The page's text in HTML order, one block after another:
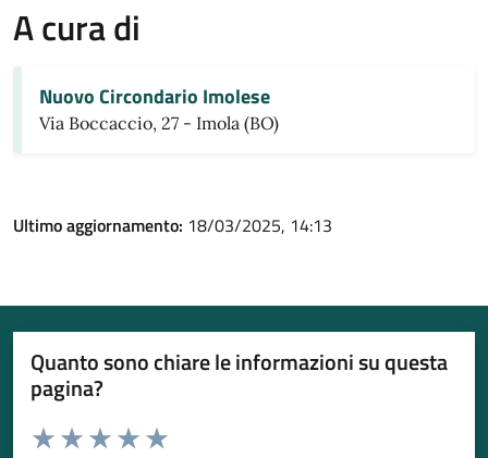
A cura di
Nuovo Circondario Imolese
Via Boccaccio, 27 - Imola (BO)
Ultimo aggiornamento: 18/03/2025, 14:13
Quanto sono chiare le informazioni su questa
pagina?
Valuta da 1 a 5 stelle la pagina